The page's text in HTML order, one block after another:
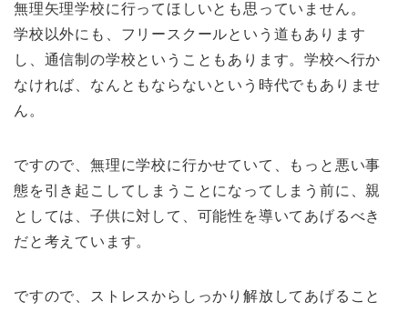
無理矢理学校に行ってほしいとも思っていません。
学校以外にも、フリースクールという道もあります
し、通信制の学校ということもあります。学校へ行か
なければ、なんともならないという時代でもありませ
ん。
ですので、無理に学校に行かせていて、もっと悪い事
態を引き起こしてしまうことになってしまう前に、親
としては、子供に対して、可能性を導いてあげるべき
だと考えています。
ですので、ストレスからしっかり解放してあげること